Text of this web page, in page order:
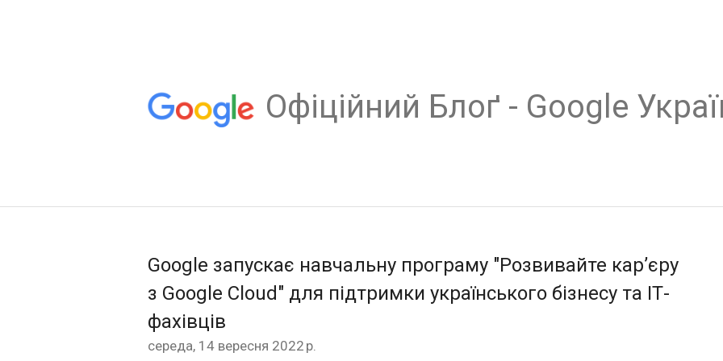
Oфіційний Блоґ - Google
Google запускає навчальну програму "Розвивайте кар’єру
з Google Cloud" для підтримки українського бізнесу та ІТ-
фахівців
середа, 14 вересня 2022 р.